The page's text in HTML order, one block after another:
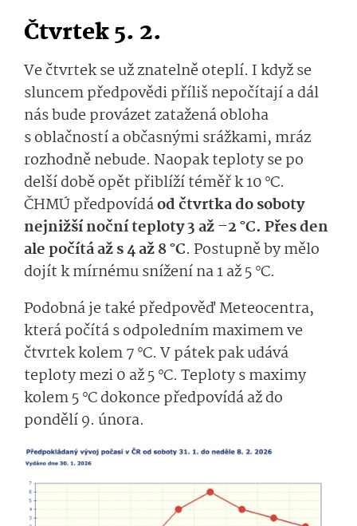
Čtvrtek 5. 2.
Ve čtvrtek se už znatelně oteplí. I když se
sluncem předpovědi příliš nepočítají a dál
nás bude provázet zatažená obloha
s oblačnostía občasnými srážkami, mráz
rozhodně nebude. Naopak teploty se po
delší době opět přiblíží téměř k 10 °C.
ČHMÚ předpovídáod čtvrtka do soboty
nejnižší noční teploty 3 až –2 °C. Přes den
ale počítáaž s 4 až 8 °C. Postupně by mělo
dojít k mírnému snížení na 1 až 5 °C.
Podobná je také předpověďMete­ocentra,
která počítá s odpoledním maximem ve
čtvrtek kolem 7 °C. V pátek pak udává
teploty mezi 0 až 5 °C. Teploty s maximy
kolem 5 °C dokonce předpovídá až do
pondělí 9. února.